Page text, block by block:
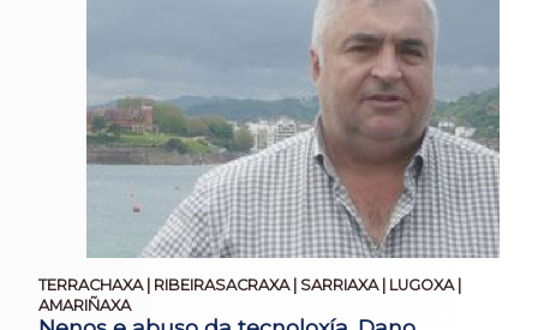
TERRACHAXA | RIBEIRASACRAXA | SARRIAXA | LUGOXA |
AMARIÑAXA